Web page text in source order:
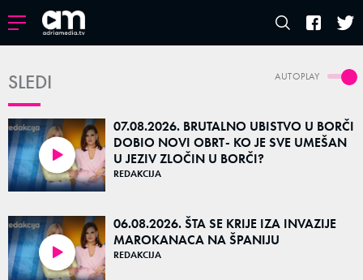
AUTOPLAY
SLEDI
07.08.2026. BRUTALNO UBISTVO U BORČI
DOBIO NOVI OBRT- KO JE SVE UMEŠAN
U JEZIV ZLOČIN U BORČI?
REDAKCIJA
06.08.2026. ŠTA SE KRIJE IZA INVAZIJE
MAROKANACA NA ŠPANIJU
REDAKCIJA